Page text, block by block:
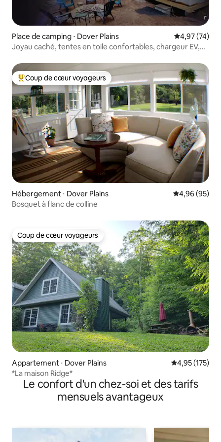
Place de camping ⋅ Dover Plains Évaluation
4,97 (74)
Joyau caché, tentes en toile confortables, chargeur EV,
Coups de cœur voyageurs les plus appréciés
Coup de cœur voyageurs
Hébergement ⋅ Dover Plains Évaluation
4,96 (95)
Bosquet à flanc de colline
Coup de cœur voyageurs
Coup de cœur voyageurs
Appartement ⋅ Dover Plains Évaluation
4,95 (175)
*La maison Ridge*
Le confort d'un chez-soi et des tarifs
mensuels avantageux